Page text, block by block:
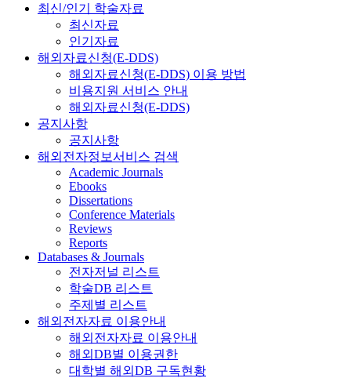
최신/인기 학술자료
최신자료
인기자료
해외자료신청(E-DDS)
해외자료신청(E-DDS) 이용 방법
비용지원 서비스 안내
해외자료신청(E-DDS)
공지사항
공지사항
해외전자정보서비스 검색
Academic Journals
Ebooks
Dissertations
Conference Materials
Reviews
Reports
Databases & Journals
전자저널 리스트
학술DB 리스트
주제별 리스트
해외전자자료 이용안내
해외전자자료 이용안내
해외DB별 이용권한
대학별 해외DB 구독현황